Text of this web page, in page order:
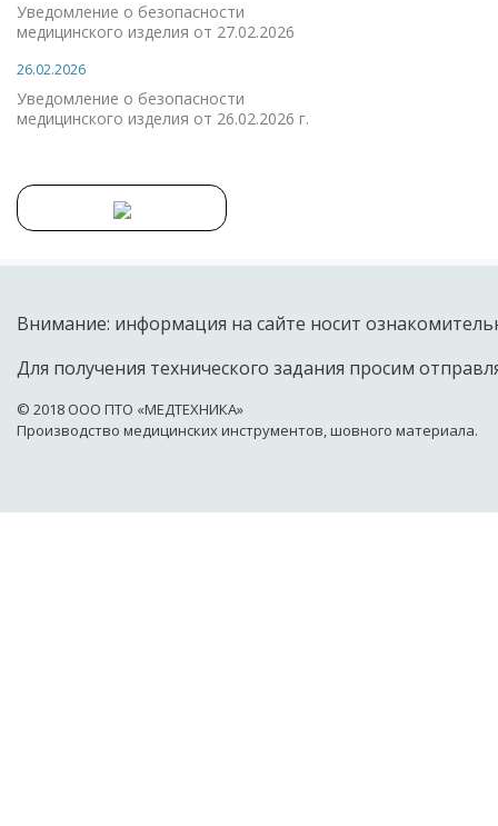
Уведомление о безопасности
медицинского изделия от 27.02.2026
26.02.2026
Уведомление о безопасности
медицинского изделия от 26.02.2026 г.
Внимание: информация на сайте носит
Для получения технического задания просим
© 2018 OOO ПТО «МЕДТЕХНИКА»
Производство медицинских инструментов, шовного материала.